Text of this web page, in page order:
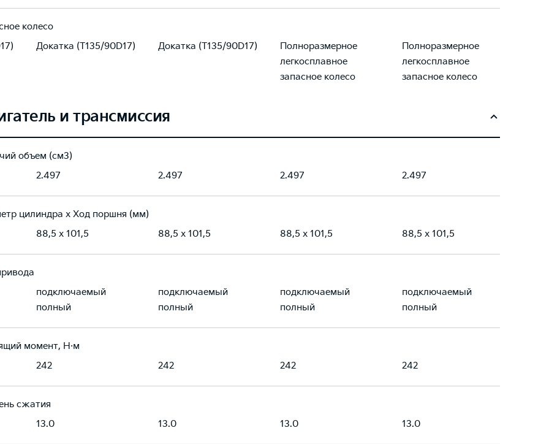
колесо
Докатка (T135/90D17) Докатка (T135/90D17)
Полноразмерное
легкосплавное
запасное колесо
Полноразмерное
легкосплавное
запасное колесо
и трансмиссия
объем (см3)
2.497 2.497 2.497 2.497
цилиндра х Ход поршня (мм)
88,5 x 101,5 88,5 x 101,5 88,5 x 101,5 88,5 x 101,5
подключаемый
полный
подключаемый
полный
подключаемый
полный
подключаемый
полный
момент, Н·м
242 242 242 242
сжатия
13.0 13.0 13.0 13.0